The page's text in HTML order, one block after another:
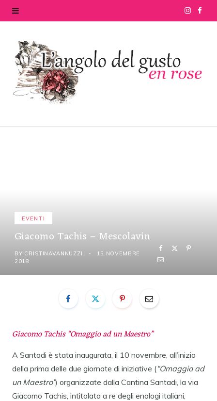
I
t e
EVENTI
Giacomo Tachis – Mescolavin
BY CRISTINAVANNUZZI
15 NOVEMBRE
2018
Giacomo Tachis “Omaggio ad un Maestro”
A Santadi è stata inaugurata, il 10 novembre, all’inizio
della prima delle due giornate di iniziative (“Omaggio ad
un Maestro”) organizzate dalla Cantina Santadi, la via
Giacomo Tachis, intitolata a re degli enologi italiani,